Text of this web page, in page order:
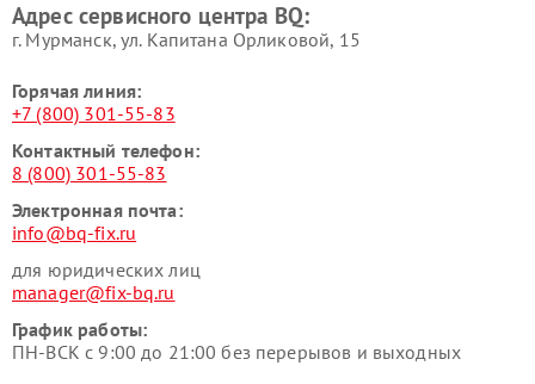
Адрес сервисного центра BQ:
г. Мурманск, ул. Капитана Орликовой, 15
Горячая линия:
+7 (800) 301-55-83
Контактный телефон:
8 (800) 301-55-83
Электронная почта:
info@bq-fix.ru
для юридических лиц
manager@fix-bq.ru
График работы:
ПН-ВСК с 9:00 до 21:00 без перерывов и выходных